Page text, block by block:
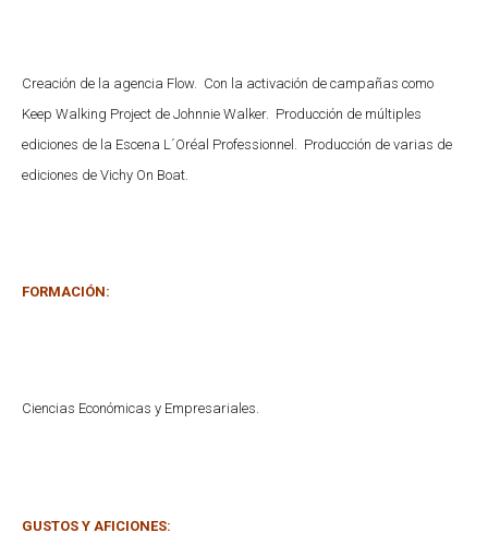
Creación de la agencia Flow. Con la activación de campañas como
Keep Walking Project de Johnnie Walker. Producción de múltiples
ediciones de la Escena L´Oréal Professionnel. Producción de varias de
ediciones de Vichy On Boat.
FORMACIÓN:
Ciencias Económicas y Empresariales.
GUSTOS Y AFICIONES: